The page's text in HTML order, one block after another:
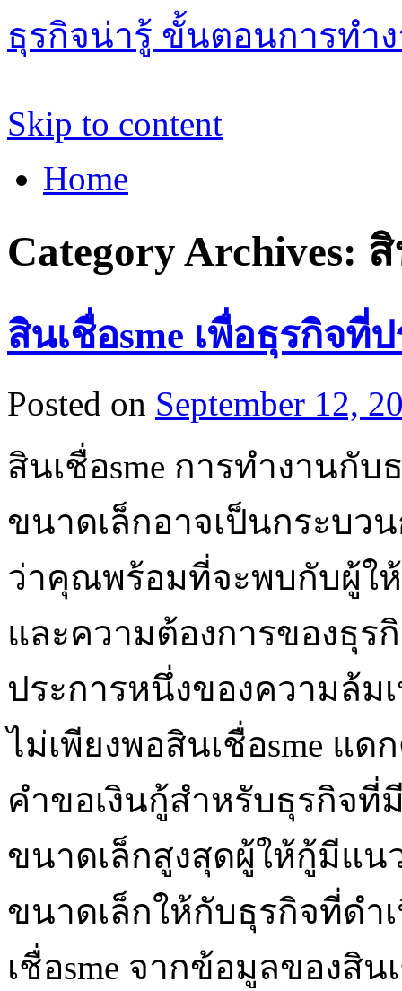
ธุรกิจน่ารู้ ขั้นตอนการทำ
Skip to content
Home
Category Archives: สิ
สินเชื่อsme เพื่อธุรกิจที่
Posted on September 12,
สินเชื่อsme การทำงานกั
ขนาดเล็กอาจเป็นกระบว
ว่าคุณพร้อมที่จะพบกับผู้ใ
และความต้องการของธุ
ประการหนึ่งของความล้ม
ไม่เพียงพอสินเชื่อsme แ
คำขอเงินกู้สำหรับธุรกิจที่
ขนาดเล็กสูงสุดผู้ให้กู้มีแน
ขนาดเล็กให้กับธุรกิจที่ด
เชื่อsme จากข้อมูลของสิน